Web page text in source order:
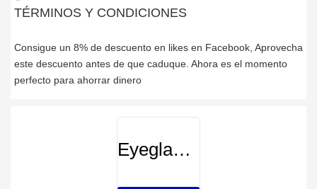
TÉRMINOS Y CONDICIONES
Consigue un 8% de descuento en likes en Facebook, Aprovecha
este descuento antes de que caduque. Ahora es el momento
perfecto para ahorrar dinero
Eyeglasses